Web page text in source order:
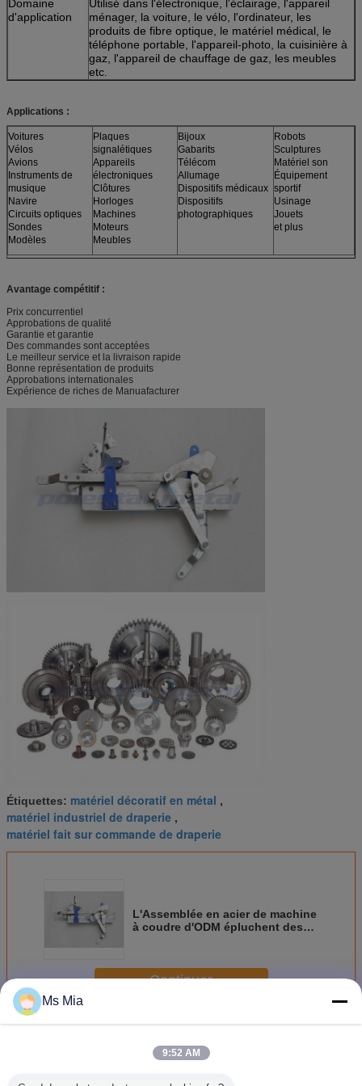
Domaine
d'application
Utilisé dans l'électronique, l'éclairage, l'appareil
ménager, la voiture, le vélo, l'ordinateur, les
produits de fibre optique, le matériel médical, le
téléphone portable, l'appareil-photo, la cuisinière à
gaz, l'appareil de chauffage de gaz, les meubles
etc.
Applications :
Voitures
Vélos
Avions
Instruments de
musique
Navire
Circuits optiques
Sondes
Modèles
Plaques
signalétiques
Appareils
électroniques
Clôtures
Horloges
Machines
Moteurs
Meubles
Bijoux
Gabarits
Télécom
Allumage
Dispositifs médicaux
Dispositifs
photographiques
Robots
Sculptures
Matériel son
Équipement
sportif
Usinage
Jouets
et plus
Avantage compétitif :
Prix concurrentiel
Approbations de qualité
Garantie et garantie
Des commandes sont acceptées
Le meilleur service et la livraison rapide
Bonne représentation de produits
Approbations internationales
Expérience de riches de Manuafacturer
Étiquettes: matériel décoratif en métal ,
matériel industriel de draperie ,
matériel fait sur commande de draperie
L'Assemblée en acier de machine
à coudre d'ODM épluchent des
Continuer
PlusMatériel fait sur commande en métal
Ms Mia
9:52 AM